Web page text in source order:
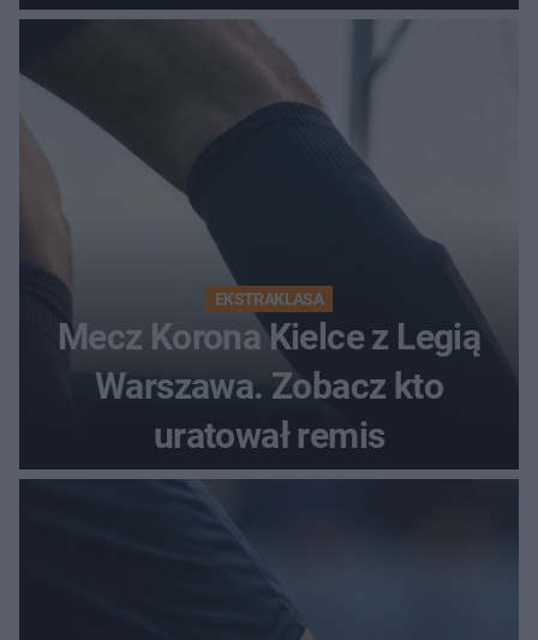
EKSTRAKLASA
Mecz Korona Kielce z Legią
Warszawa. Zobacz kto
uratował remis